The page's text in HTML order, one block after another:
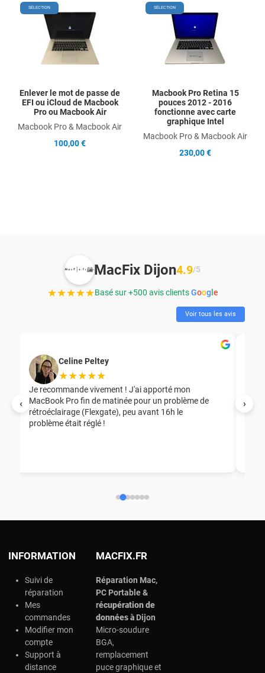
SÉLECTION Add to Wishlist
Add to Compare
Quick View
Enlever le mot de passe de
EFI ou iCloud de Macbook
Pro ou Macbook Air
Macbook Pro & Macbook Air
100,00 €
SÉLECTION
Macbook Pro Retina 15
pouces 2012 - 2016
fonctionne avec carte
graphique Intel
Macbook Pro & Macbook Air
230,00 €
‹ ›
MacFix Dijon4.9/5
★★★★★Basé sur +500 avis clientsGoogle
Voir tous les avis
Celine Peltey
★★★★★
Je recommande vivement ! J'ai apporté mon
MacBook Pro fin de matinée pour un problème de
rétroéclairage (Flexgate), peu avant 16h le
problème était réglé !
INFORMATION
Suivi de
réparation
Mes
commandes
Modifier mon
compte
Support à
distance
MACFIX.FR
Réparation Mac,
PC Portable &
récupération de
données àDijon
Micro-soudure
BGA,
remplacement
puce graphique et